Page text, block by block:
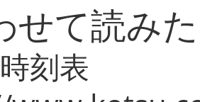
せて読み
刻表